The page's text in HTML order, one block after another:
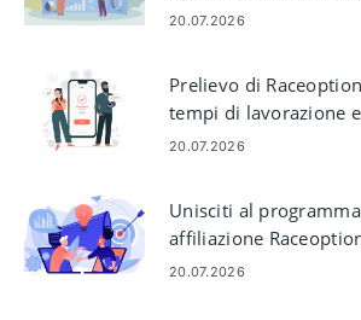
passaggi di trading
20.07.2026
Prelievo di
tempi di lavorazione
20.07.2026
Unisciti al
affiliazione
requisiti e pagamenti
20.07.2026